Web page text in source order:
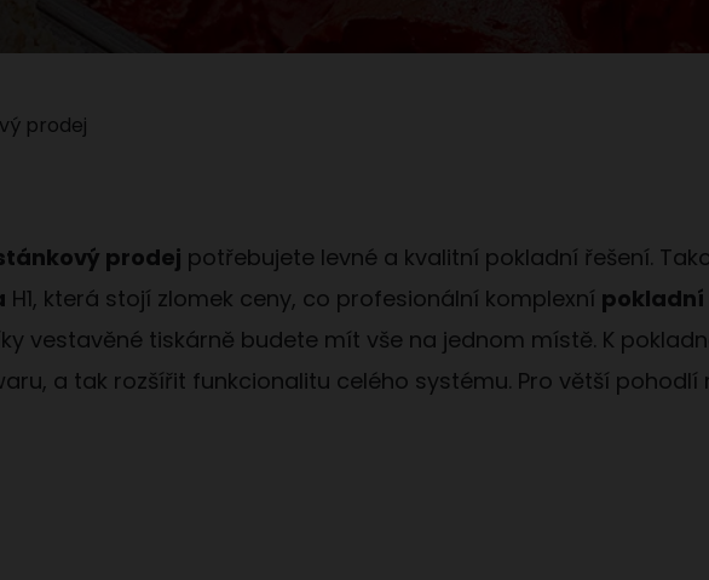
prodej
prodej potřebujete levné a kvalitní pokladní řešení.
H1, která stojí zlomek ceny, co profesionální komplexní
vestavěné tiskárně budete mít vše na jednom místě. K
a tak rozšířit funkcionalitu celého systému. Pro větší